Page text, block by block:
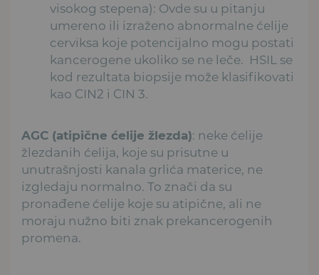
visokog stepena): Ovde su u pitanju
umereno ili izraženo abnormalne ćelije
cerviksa koje potencijalno mogu postati
kancerogene ukoliko se ne leče. HSIL se
kod rezultata biopsije može klasifikovati
kao CIN2 i CIN 3.
AGC (atipične ćelije žlezda): neke ćelije
žlezdanih ćelija, koje su prisutne u
unutrašnjosti kanala grlića materice, ne
izgledaju normalno. To znači da su
pronađene ćelije koje su atipične, ali ne
moraju nužno biti znak prekancerogenih
promena.